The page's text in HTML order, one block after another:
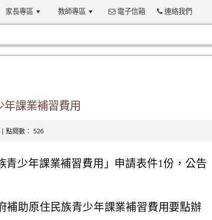
家長專區 教師專區 電子信箱 連絡我們
年課業補習費用
點閱數： 526
青少年課業補習費用」申請表件1份，公告
補助原住民族青少年課業補習費用要點辦